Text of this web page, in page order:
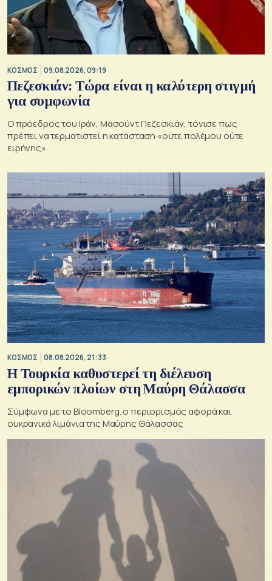
ΚΟΣΜΟΣ 09.08.2026, 09:19
Πεζεσκιάν: Τώρα είναι η καλύτερη στιγμή
για συμφωνία
Ο πρόεδρος του Ιράν, Μασούντ Πεζεσκιάν, τόνισε πως
πρέπει να τερματιστεί η κατάσταση «ούτε πολέμου ούτε
ειρήνης»
ΚΟΣΜΟΣ 08.08.2026, 21:33
Η Τουρκία καθυστερεί τη διέλευση
εμπορικών πλοίων στη Μαύρη Θάλασσα
Σύμφωνα με το Bloomberg. ο περιορισμός αφορά και
ουκρανικά λιμάνια της Μαύρης Θάλασσας